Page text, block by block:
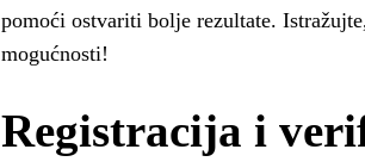
pomoći ostvariti bolje rezultate.
mogućnosti!
Registracija i